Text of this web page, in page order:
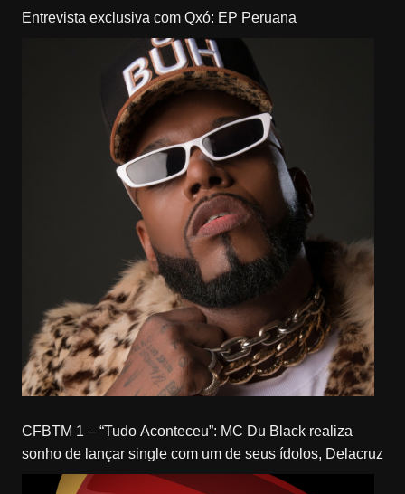
Entrevista exclusiva com Qxó: EP Peruana
CFBTM 1 – “Tudo Aconteceu”: MC Du Black realiza
sonho de lançar single com um de seus ídolos, Delacruz